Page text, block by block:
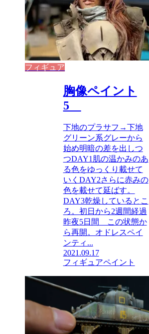
フィギュア
胸像ペイント
5
下地のプラサフ→下地
グリーン系グレーから
始め明暗の差を出しつ
つDAY1肌の温かみのあ
る色をゆっくり載せて
いくDAY2さらに赤みの
色を載せて延ばす。
DAY3乾燥しているとこ
ろ。初日から2週間経過
昨夜5日間 この状態か
ら再開。オドレスペイ
ンティ...
2021.09.17
フィギュアペイント